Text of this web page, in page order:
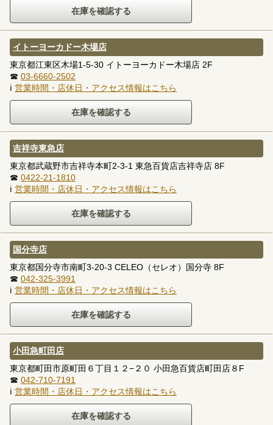
イトーヨーカドー木場店
東京都江東区木場1-5-30 イトーヨーカドー木場店 2F
☎ 03-6660-2502
ℹ 営業時間・店休日・アクセス情報はこちら
吉祥寺東急店
東京都武蔵野市吉祥寺本町2-3-1 東急百貨店吉祥寺店 8F
☎ 0422-21-1810
ℹ 営業時間・店休日・アクセス情報はこちら
国分寺店
東京都国分寺市南町3-20-3 CELEO（セレオ）国分寺 8F
☎ 042-325-3991
ℹ 営業時間・店休日・アクセス情報はこちら
小田急町田店
東京都町田市原町田６丁目１２−２０ 小田急百貨店町田店８F
☎ 042-710-7191
ℹ 営業時間・店休日・アクセス情報はこちら